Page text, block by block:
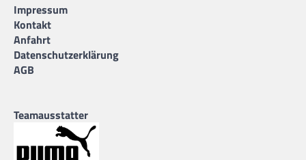
Impressum
Kontakt
Anfahrt
Datenschutzerklärung
AGB
Teamausstatter